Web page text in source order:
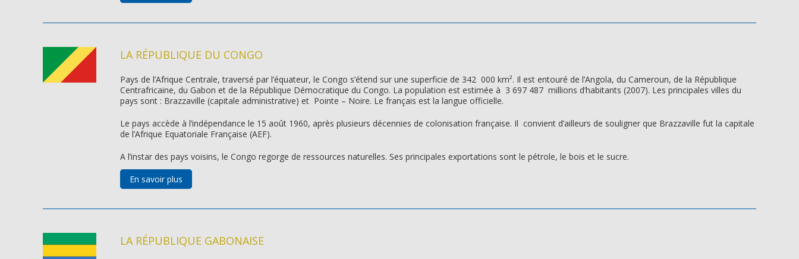
LA RÉPUBLIQUE DU CONGO
Pays de l’Afrique Centrale, traversé par l’équateur, le Congo s’étend sur une superficie de 342 000 km². Il est entouré de l’Angola, du Cameroun, de la République
Centrafricaine, du Gabon et de la République Démocratique du Congo. La population est estimée à 3 697 487 millions d’habitants (2007). Les principales villes du
pays sont : Brazzaville (capitale administrative) et Pointe – Noire. Le français est la langue officielle.
Le pays accède à l’indépendance le 15 août 1960, après plusieurs décennies de colonisation française. Il convient d’ailleurs de souligner que Brazzaville fut la capitale
de l’Afrique Equatoriale Française (AEF).
A l’instar des pays voisins, le Congo regorge de ressources naturelles. Ses principales exportations sont le pétrole, le bois et le sucre.
En savoir plus
LA RÉPUBLIQUE GABONAISE